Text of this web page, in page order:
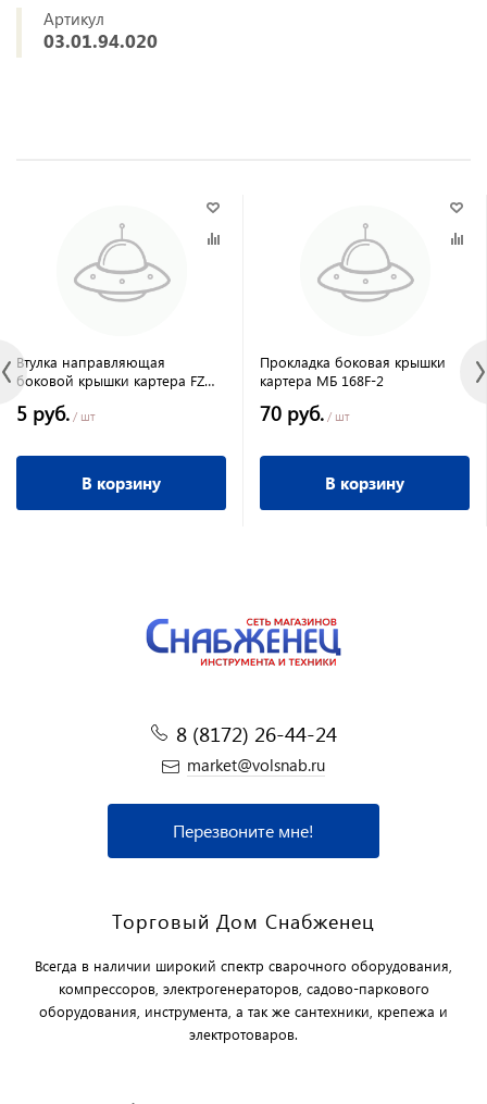
Артикул
03.01.94.020
Втулка направляющая
боковой крышки картера FZ
5 руб. / шт
В корзину
Прокладка боковая крышки
картера МБ 168F-2
70 руб. / шт
В корзину
8 (8172) 26-44-24
market@volsnab.ru
Перезвоните мне!
Торговый Дом Снабженец
Всегда в наличии широкий спектр сварочного оборудования,
компрессоров, электрогенераторов, садово-паркового
оборудования, инструмента, а так же сантехники, крепежа и
электротоваров.